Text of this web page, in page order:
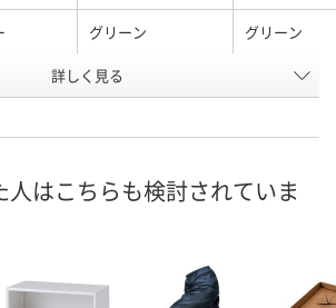
グリーン グリーン
XN20630 XN20357
8月21日（金）まで
カゴへ カゴへ
詳しく見る
人はこちらも検討されていま